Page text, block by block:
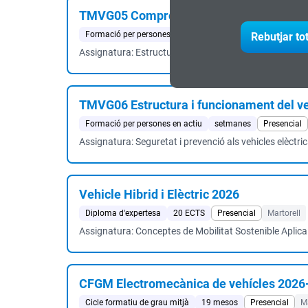
Rebutjar
TMVG05 Comprovació i diagnosis del
Formació per persones en actiu 4 setmanes Presencial
Assignatura: Estructura i funcionament de vehicles
TMVG06 Estructura i funcionament del
Formació per persones en actiu setmanes Presencial
Assignatura: Seguretat i prevenció als vehicles
Vehicle Hibrid i Elèctric 2026
Diploma d'expertesa 20 ECTS Presencial Martorell
Assignatura: Conceptes de Mobilitat Sostenible
CFGM Electromecànica de vehícles
Cicle formatiu de grau mitjà 19 mesos Presencial